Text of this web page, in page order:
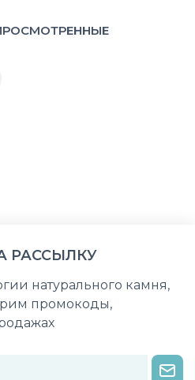
РАССЫЛКУ
натурального камня,
промокоды,